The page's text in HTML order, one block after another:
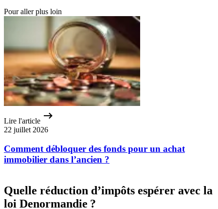
Pour aller plus loin
Lire l'article
22 juillet 2026
Comment débloquer des fonds pour un achat
immobilier dans l’ancien ?
Quelle réduction d’impôts espérer avec la
loi Denormandie ?